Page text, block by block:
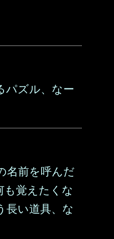
パズル、なー
名前を呼んだ
も覚えたくな
長い道具、な